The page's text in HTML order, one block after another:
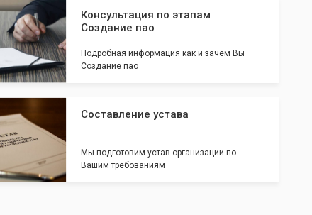
Консультация по этапам
Создание пао
Подробная информация как и зачем Вы
Создание пао
Составление устава
Мы подготовим устав организации по
Вашим требованиям